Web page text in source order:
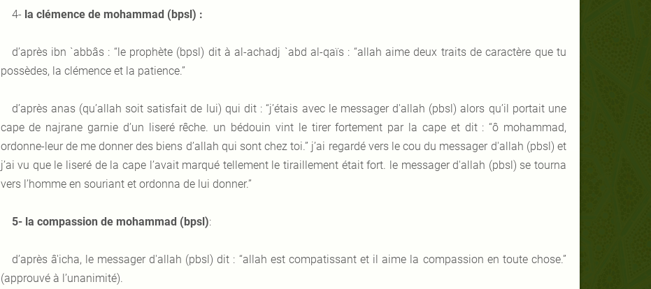
4- la clémence de mohammad (bpsl) :
d’après ibn `abbâs : “le prophète (bpsl) dit à al-achadj `abd al-qaïs : “allah aime deux traits de caractère que tu
possèdes, la clémence et la patience.”
d’après anas (qu’allah soit satisfait de lui) qui dit : “j’étais avec le messager d'allah (pbsl) alors qu’il portait une
cape de najrane garnie d’un liseré rêche. un bédouin vint le tirer fortement par la cape et dit : “ô mohammad,
ordonne-leur de me donner des biens d’allah qui sont chez toi.” j’ai regardé vers le cou du messager d'allah (pbsl) et
j’ai vu que le liseré de la cape l’avait marqué tellement le tiraillement était fort. le messager d'allah (pbsl) se tourna
vers l’homme en souriant et ordonna de lui donner.”
5- la compassion de mohammad (bpsl):
d’après â'icha, le messager d'allah (pbsl) dit : “allah est compatissant et il aime la compassion en toute chose.”
(approuvé à l’unanimité).